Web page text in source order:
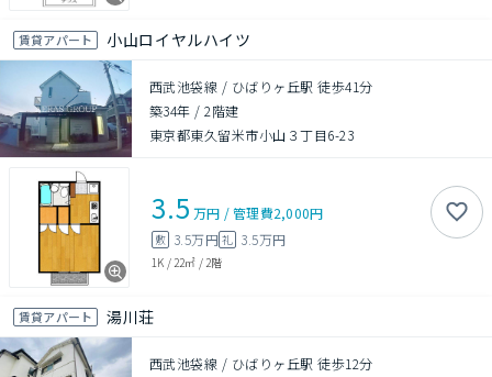
賃貸アパート 小山ロイヤルハイツ
西武池袋線 / ひばりヶ丘駅 徒歩41分
築34年 /2階建
東京都東久留米市小山３丁目6-23
3.5 万円 /管理費2,000円
敷 3.5万円礼 3.5万円
1K / 22㎡ / 2階
賃貸アパート 湯川荘
西武池袋線 / ひばりヶ丘駅 徒歩12分